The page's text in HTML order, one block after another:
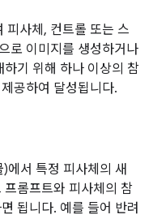
피사체, 컨트롤 또는 스
로 이미지를 생성하거나
기 위해 하나 이상의 참
공하여 달성됩니다.
에서 특정 피사체의 새
롬프트와 피사체의 참
됩니다. 예를 들어 반려